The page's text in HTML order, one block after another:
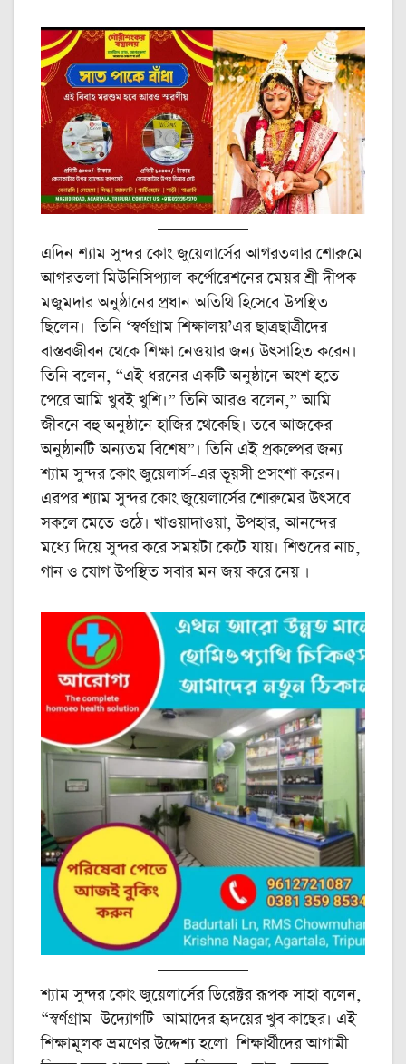
এদিন শ্যাম সুন্দর কোং জুয়েলার্সের আগরতলার শোরুমে
আগরতলা মিউনিসিপ্যাল কর্পোরেশনের মেয়র শ্রী দীপক
মজুমদার অনুষ্ঠানের প্রধান অতিথি হিসেবে উপস্থিত
ছিলেন। তিনি ‘স্বর্ণগ্রাম শিক্ষালয়’এর ছাত্রছাত্রীদের
বাস্তবজীবন থেকে শিক্ষা নেওয়ার জন্য উৎসাহিত করেন।
তিনি বলেন, “এই ধরনের একটি অনুষ্ঠানে অংশ হতে
পেরে আমি খুবই খুশি।” তিনি আরও বলেন,” আমি
জীবনে বহু অনুষ্ঠানে হাজির থেকেছি। তবে আজকের
অনুষ্ঠানটি অন্যতম বিশেষ”। তিনি এই প্রকল্পের জন্য
শ্যাম সুন্দর কোং জুয়েলার্স-এর ভূয়সী প্রসংশা করেন।
এরপর শ্যাম সুন্দর কোং জুয়েলার্সের শোরুমের উৎসবে
সকলে মেতে ওঠে। খাওয়াদাওয়া, উপহার, আনন্দের
মধ্যে দিয়ে সুন্দর করে সময়টা কেটে যায়। শিশুদের নাচ,
গান ও যোগ উপস্থিত সবার মন জয় করে নেয় ।
শ্যাম সুন্দর কোং জুয়েলার্সের ডিরেক্টর রূপক সাহা বলেন,
“স্বর্ণগ্রাম উদ্যোগটি আমাদের হৃদয়ের খুব কাছের। এই
শিক্ষামূলক ভ্রমণের উদ্দেশ্য হলো শিক্ষার্থীদের আগামী